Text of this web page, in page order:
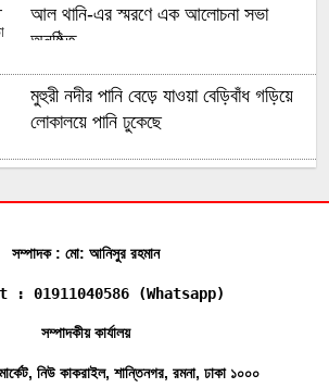
আল থানি-এর স্মরণে এক আলোচনা সভা
অনুষ্ঠিত
মুহুরী নদীর পানি বেড়ে যাওয়া বেড়িবাঁধ গড়িয়ে
লোকালয়ে পানি ঢুকেছে
পণ্য জব্দ করেছে বিজিবি
সোনাগাজীতে মাছবোঝাই পিকআপ ছিনতাই,
পুলিশী অভিযানে উদ্ধার
উদ্ধার
সম্পাদক : মো: আনিসুর রহমান
: 01911040586 (Whatsapp)
সম্পাদকীয় কার্যালয়
নিউ কাকরাইল, শান্তিনগর, রমনা, ঢাকা ১০০০